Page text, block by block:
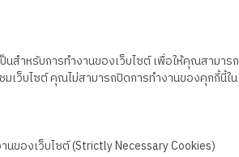
นสำหรับการทำงานของเว็บไซต์ เพื่อให้คุณสามารถ
มเว็บไซต์ คุณไม่สามารถปิดการทำงานของคุกกี้นี้ใน
นของเว็บไซต์ (Strictly Necessary Cookies)